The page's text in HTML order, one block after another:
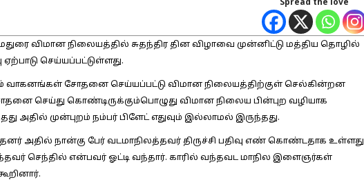
Spread the love
விமான நிலையத்தில் சுதந்திர தின விழாவை முன்னிட்டு மத்திய தொழில்
ஏற்பாடு செய்யப்பட்டுள்ளது.
வாகனங்கள் சோதனை செய்யப்பட்டு விமான நிலையத்திற்குள் செல்கின்றன
செய்து கொண்டிருக்கும்பொழுது விமான நிலைய பின்புற வழியாக
அதில் முன்புறம் நம்பர் பிளேட் எதுவும் இல்லாமல் இருந்தது.
அதில் நான்கு பேர் வடமாநிலத்தவர் திருச்சி பதிவு எண் கொண்டதாக உள்ளது
செந்தில் என்பவர் ஓட்டி வந்தார். காரில் வந்தவட மாநில இளைஞர்கள்